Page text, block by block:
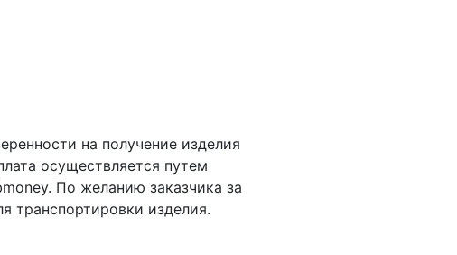
на получение изделия
осуществляется путем
По желанию заказчика за
транспортировки изделия.